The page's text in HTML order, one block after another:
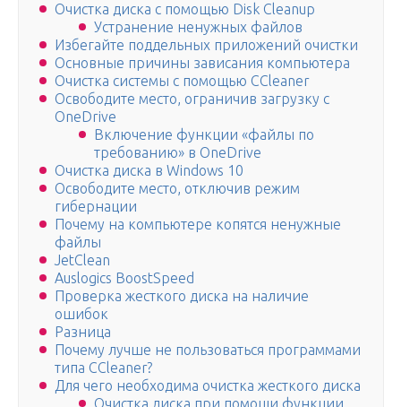
Очистка диска с помощью Disk Cleanup
Устранение ненужных файлов
Избегайте поддельных приложений очистки
Основные причины зависания компьютера
Очистка системы с помощью CCleaner
Освободите место, ограничив загрузку с
OneDrive
Включение функции «файлы по
требованию» в OneDrive
Очистка диска в Windows 10
Освободите место, отключив режим
гибернации
Почему на компьютере копятся ненужные
файлы
JetClean
Auslogics BoostSpeed
Проверка жесткого диска на наличие
ошибок
Разница
Почему лучше не пользоваться программами
типа CCleaner?
Для чего необходима очистка жесткого диска
Очистка диска при помощи функции